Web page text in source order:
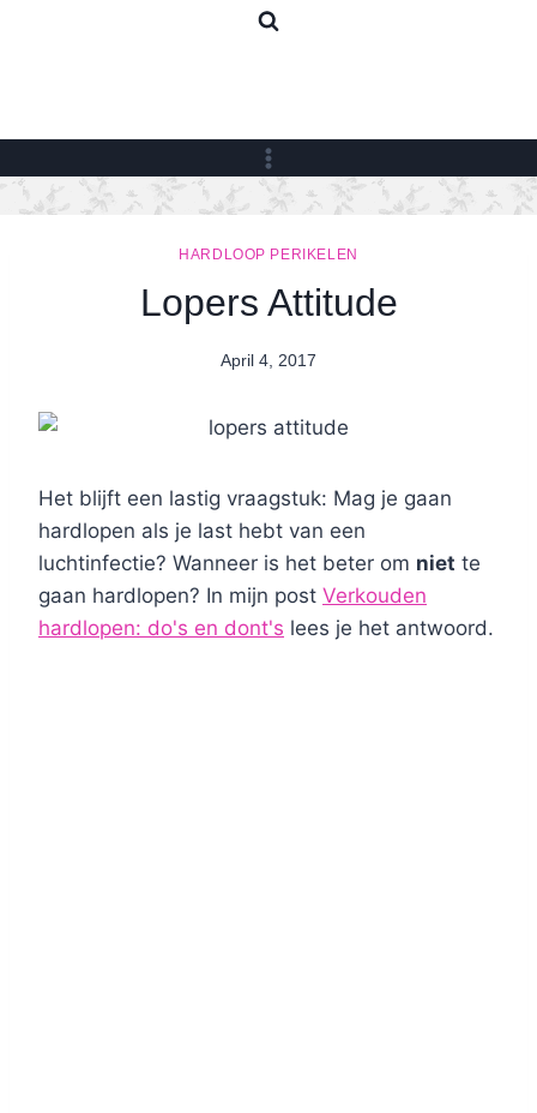
HARDLOOP PERIKELEN
Lopers Attitude
By
April 4, 2017
Het blijft een lastig vraagstuk: Mag je gaan
hardlopen als je last hebt van een
luchtinfectie? Wanneer is het beter om niet te
gaan hardlopen? In mijn post Verkouden
hardlopen: do's en dont's lees je het antwoord.